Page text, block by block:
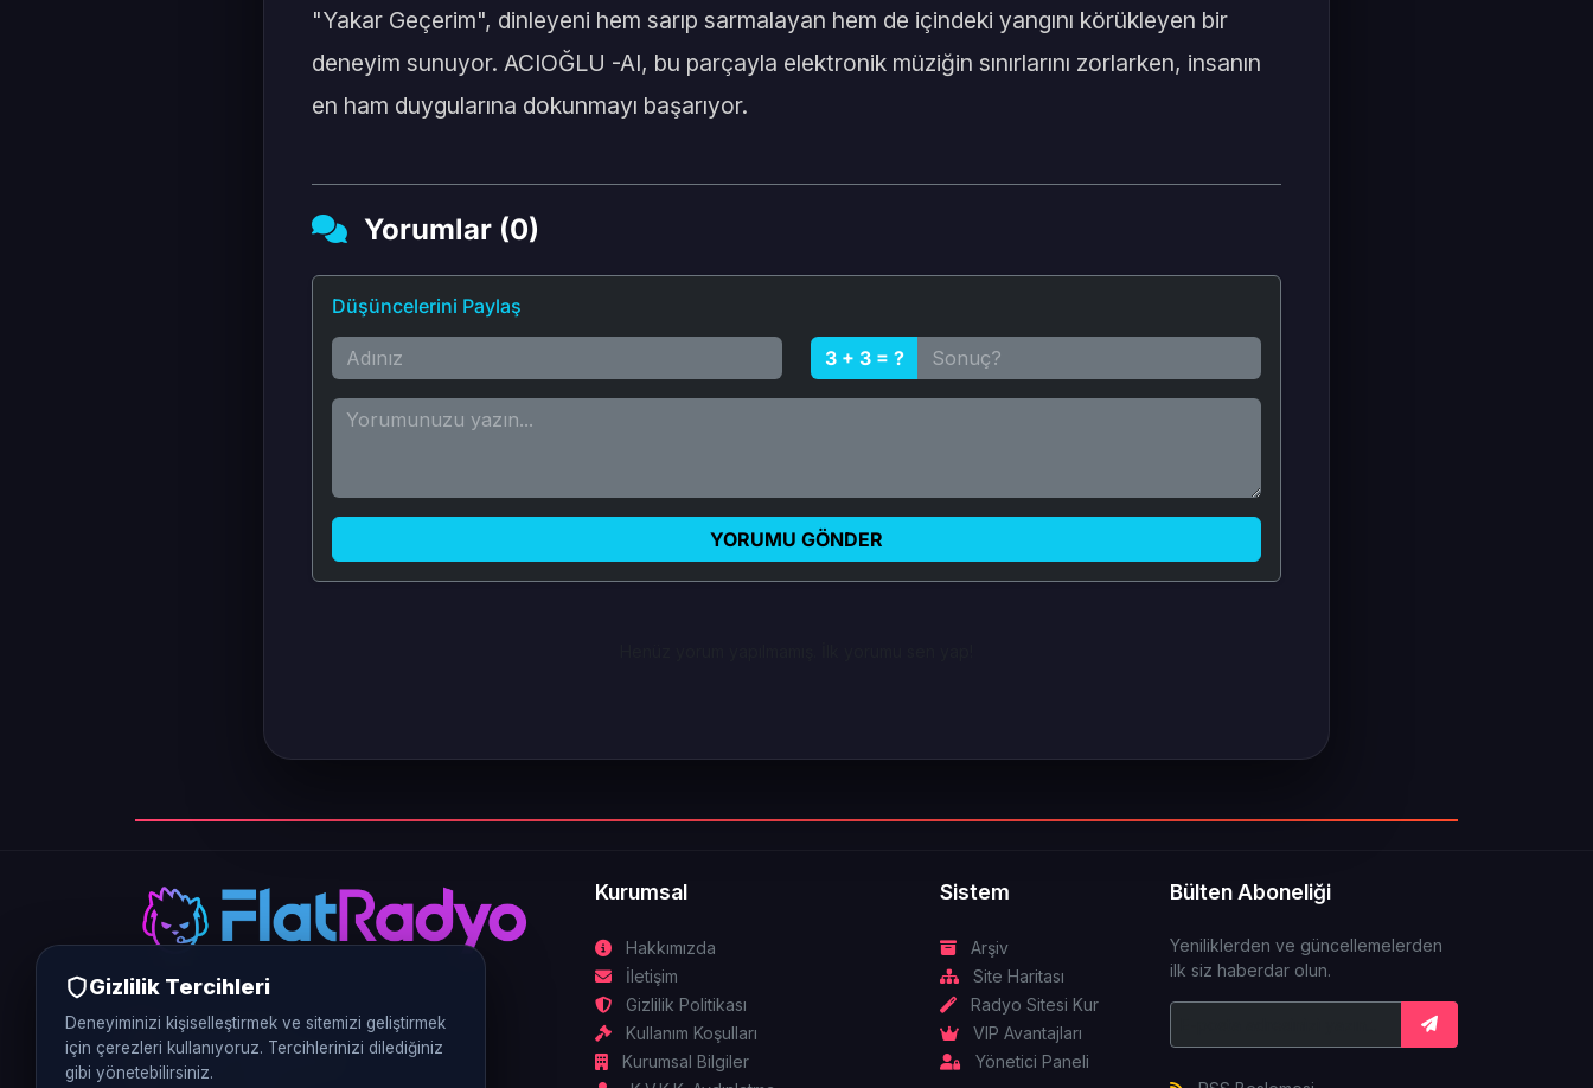
"Yakar Geçerim", dinleyeni hem sarıp sarmalayan hem de içindeki yangını körükleyen bir
deneyim sunuyor. ACIOĞLU -AI, bu parçayla elektronik müziğin sınırlarını zorlarken, insanın
en ham duygularına dokunmayı başarıyor.
Yorumlar (0)
Düşüncelerini Paylaş
3 + 3 = ?
YORUMU GÖNDER
0312 226 5770
Vergi No: 9370401248
Kurumsal
Hakkımızda
İletişim
Gizlilik Politikası
Kullanım Koşulları
Kurumsal Bilgiler
Sistem
Arşiv
Site Haritası
Radyo Sitesi Kur
VIP Avantajları
Yönetici Paneli
Bülten Aboneliği
Yeniliklerden ve güncellemelerden
ilk siz haberdar olun.
Gizlilik Tercihleri
Deneyiminizi kişiselleştirmek ve sitemizi geliştirmek
için çerezleri kullanıyoruz. Tercihlerinizi dilediğiniz
gibi yönetebilirsiniz.